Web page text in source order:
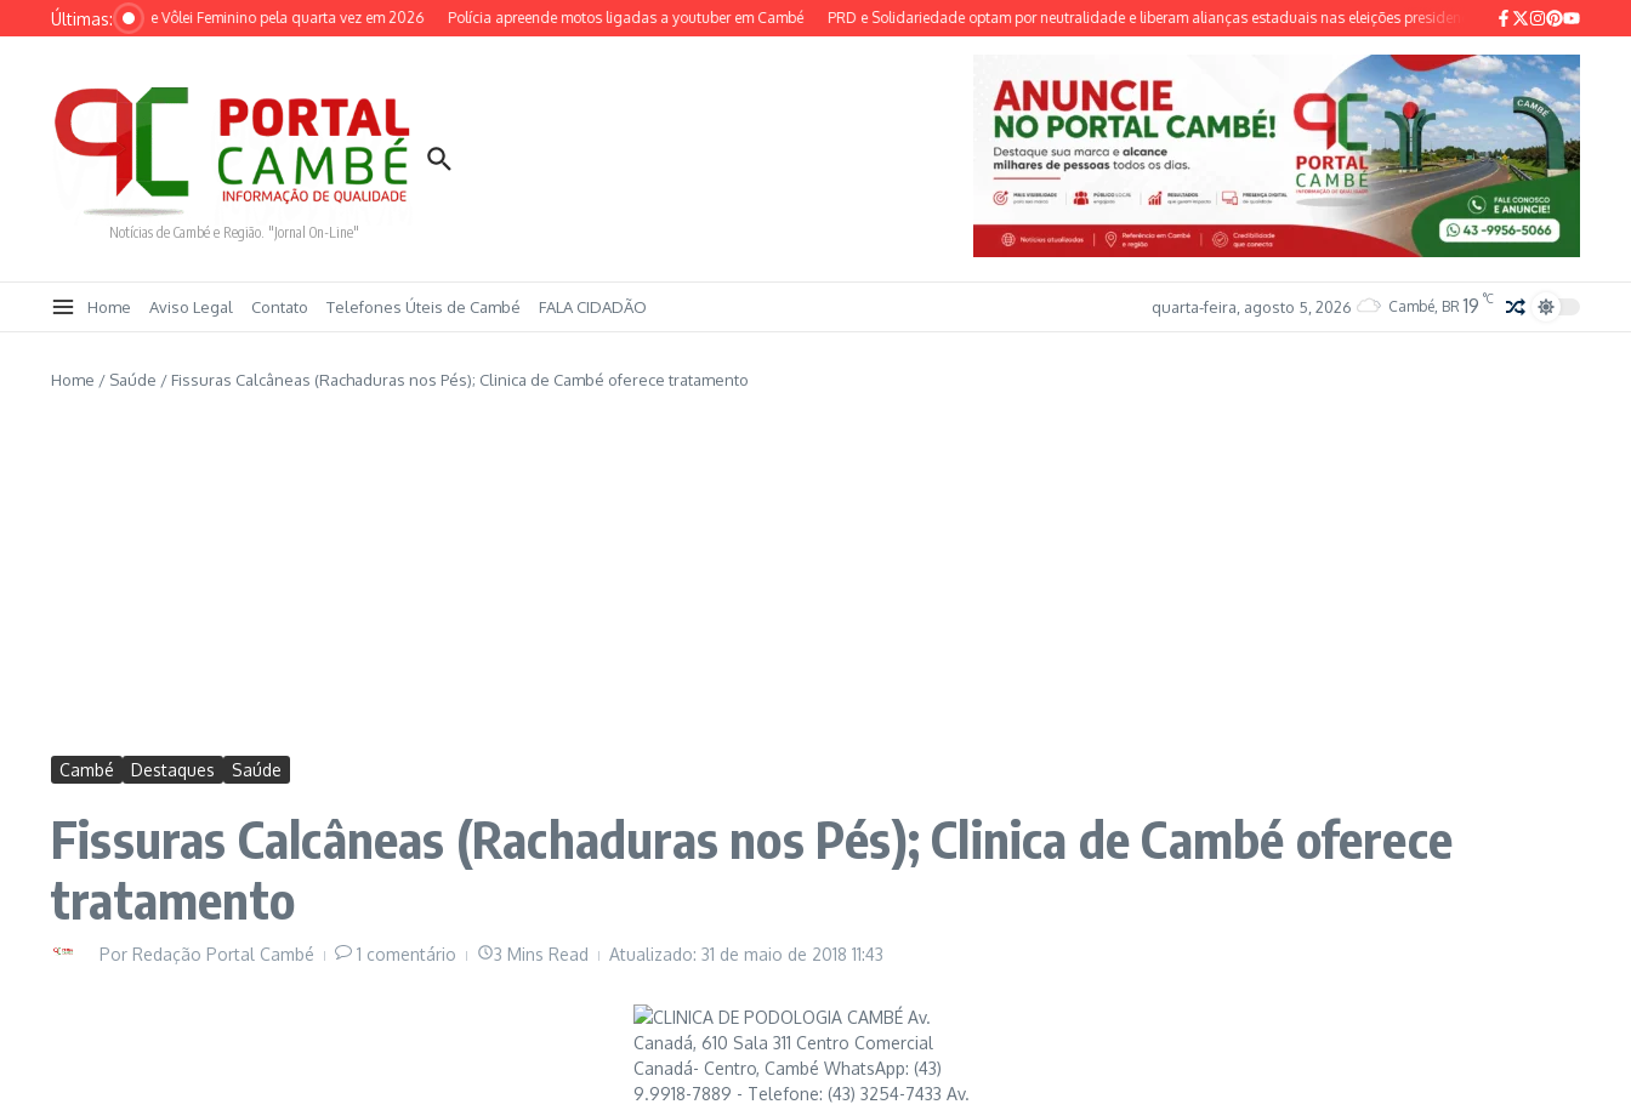
Ir para o conteúdo
Últimas:
de Clubes de Vôlei Feminino pela quarta vez em 2026 Polícia apreende motos ligadas a youtuber em Cambé PRD e Solidariedade optam por neutralidade e liberam alianças estaduais nas eleições presidenciai... UBSs de Londrina
Notícias de Cambé e Região. "Jornal On-Line"
Home Aviso Legal Contato Telefones Úteis de Cambé FALA CIDADÃO quarta-feira, agosto 5, 2026 Cambé, BR 19 °C
Home / Saúde / Fissuras Calcâneas (Rachaduras nos Pés); Clinica de Cambé oferece tratamento
Cambé Destaques Saúde
Fissuras Calcâneas (Rachaduras nos Pés); Clinica de Cambé oferece
tratamento
Por Redação Portal Cambé 1 comentário 3 Mins Read Atualizado: 31 de maio de 2018 11:43